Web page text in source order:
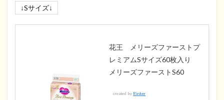
↓Sサイズ↓
花王 メリーズファーストプ
レミアムSサイズ60枚入り
メリーズファーストS60
created by Rinker